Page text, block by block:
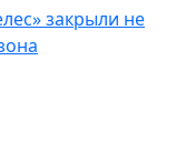
закрыли не